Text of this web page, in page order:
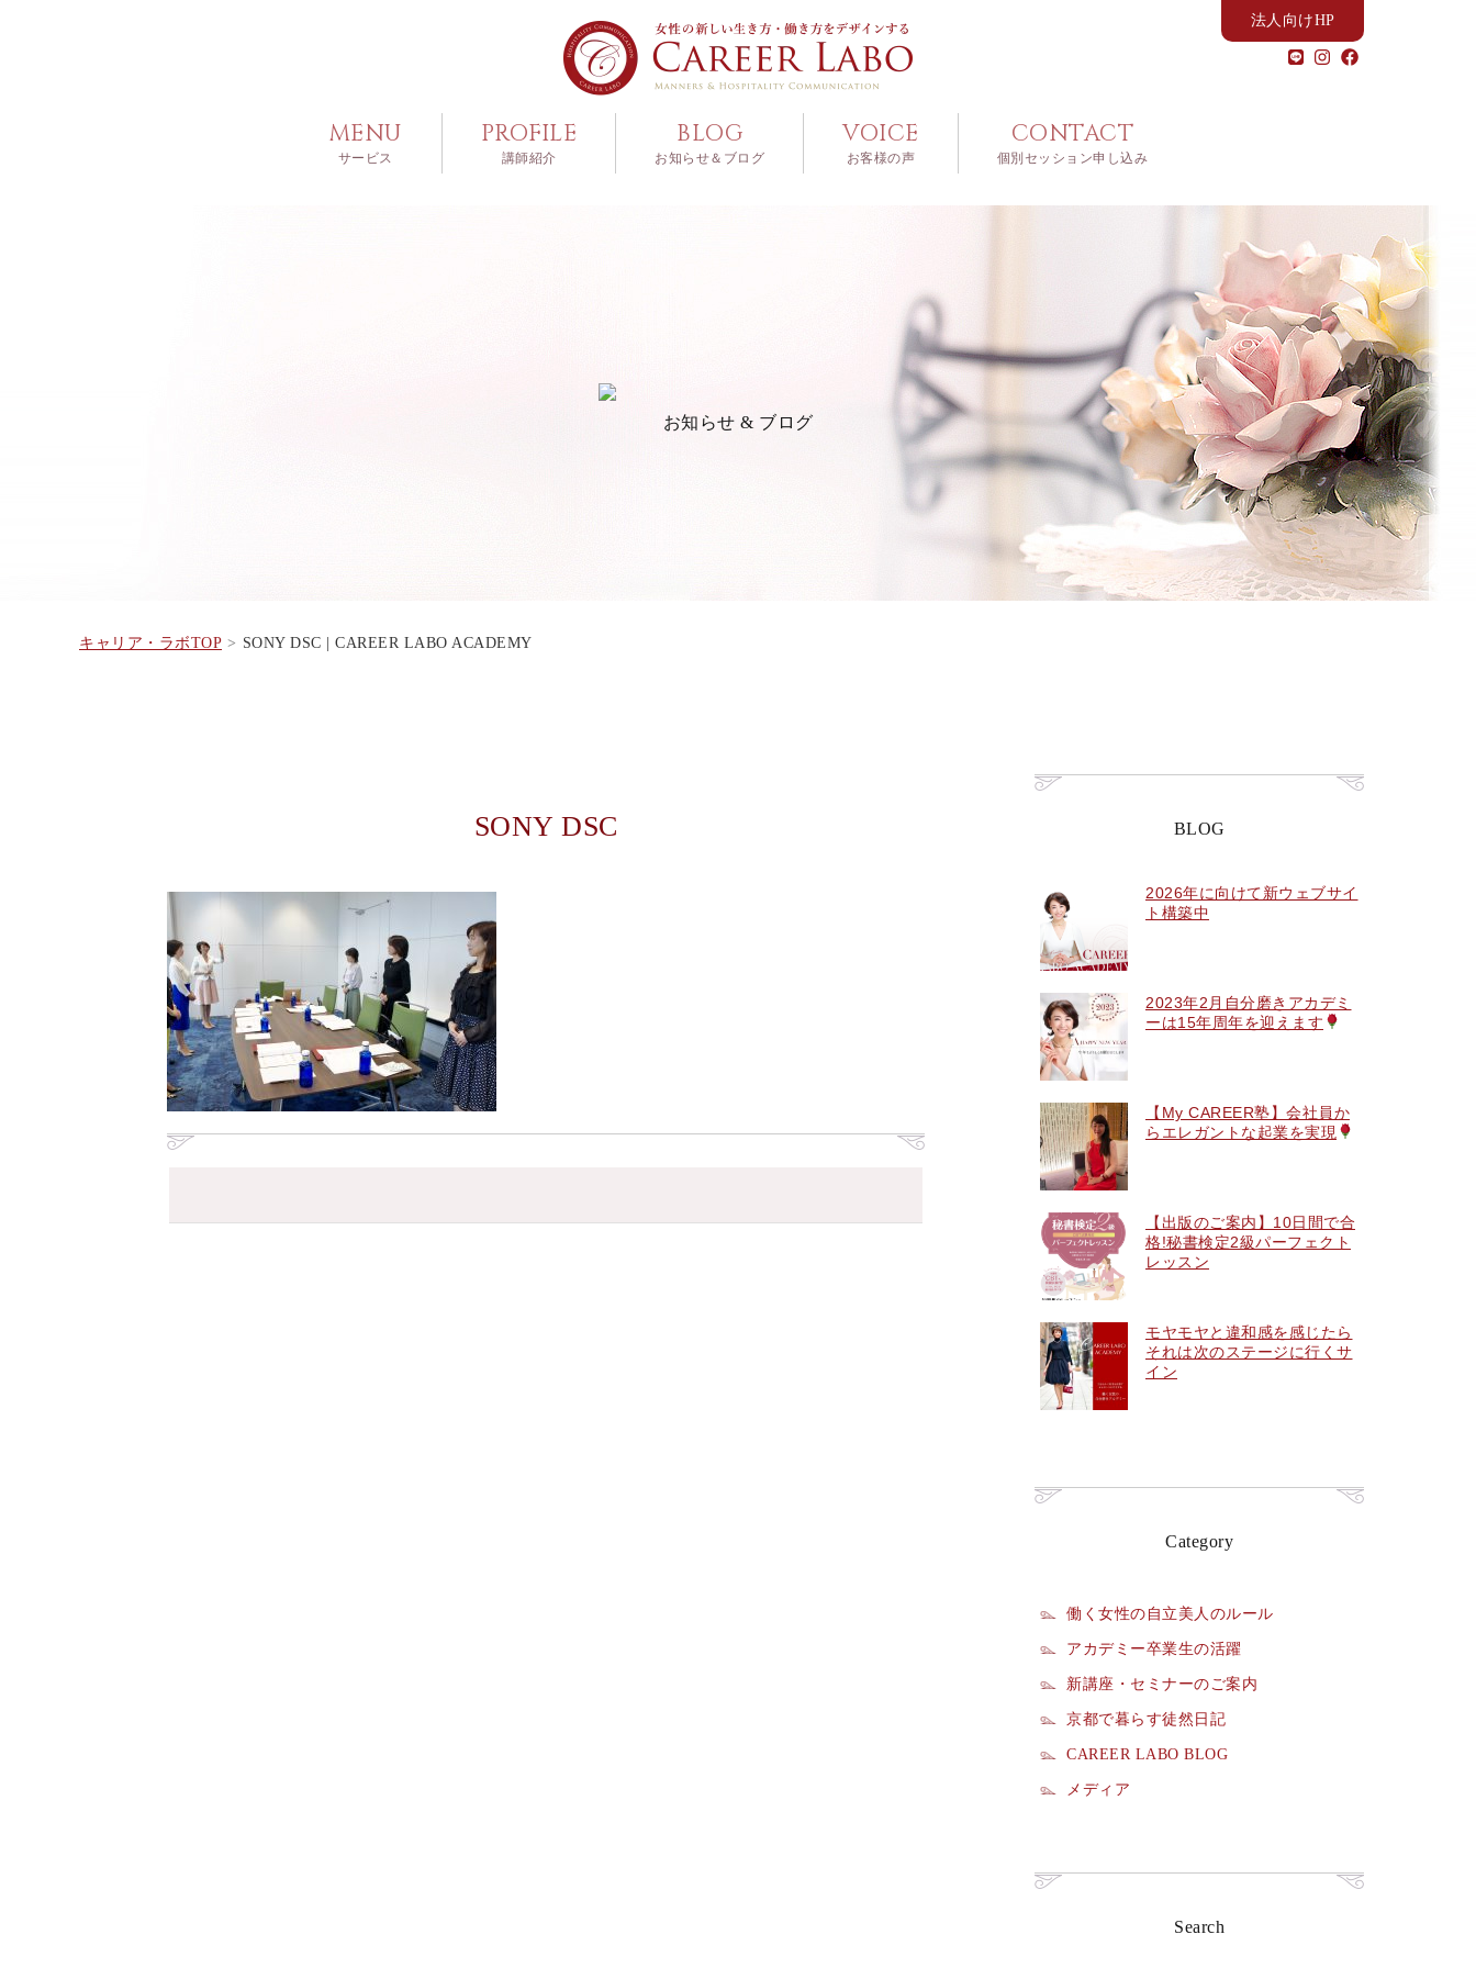
法人向けHP
MENU
サービス
PROFILE
講師紹介
BLOG
お知らせ＆ブログ
VOICE
お客様の声
CONTACT
個別セッション申し込み
お知らせ & ブログ
キャリア・ラボTOP SONY DSC | CAREER LABO ACADEMY
SONY DSC BLOG
2026年に向けて新ウェブサイ
ト構築中
2023年2月自分磨きアカデミ
ーは15年周年を迎えます
【My CAREER塾】会社員か
らエレガントな起業を実現
【出版のご案内】10日間で合
格!秘書検定2級パーフェクト
レッスン
モヤモヤと違和感を感じたら
それは次のステージに行くサ
イン
Category
働く女性の自立美人のルール
アカデミー卒業生の活躍
新講座・セミナーのご案内
京都で暮らす徒然日記
CAREER LABO BLOG
メディア
Search